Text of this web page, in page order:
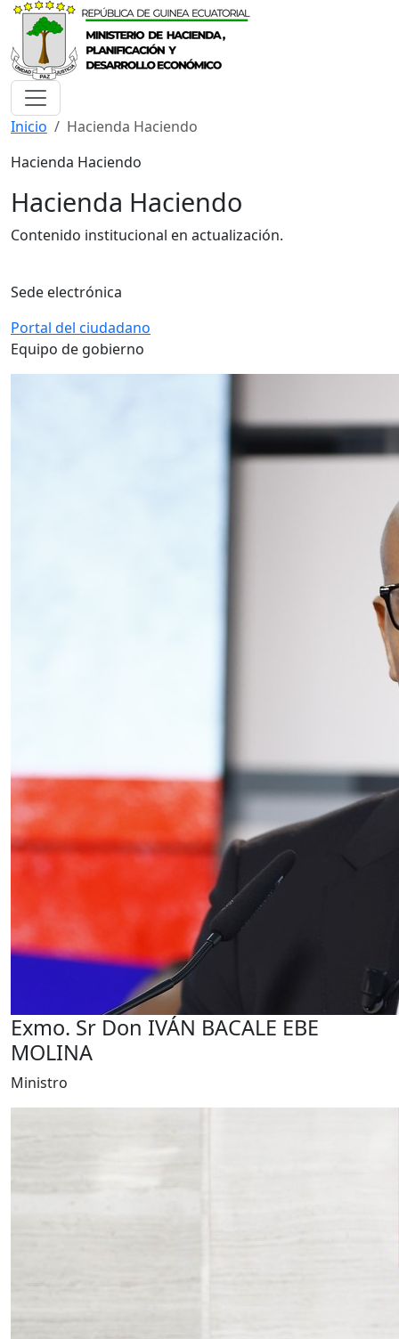
Inicio
Hacienda Haciendo
Hacienda Haciendo
Hacienda Haciendo
Contenido institucional en actualización.
Sede electrónica
Portal del ciudadano
Equipo de gobierno
Exmo. Sr Don IVÁN BACALE EBE
MOLINA
Ministro